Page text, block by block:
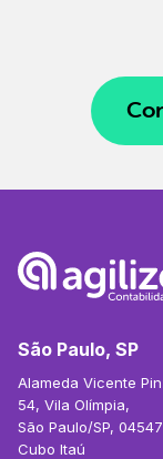
São Paulo, SP
Alameda Vicente
54, Vila Olímpia,
São Paulo/SP,
Cubo Itaú